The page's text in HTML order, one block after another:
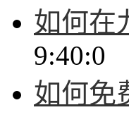
如何在
9:40:0
如何免